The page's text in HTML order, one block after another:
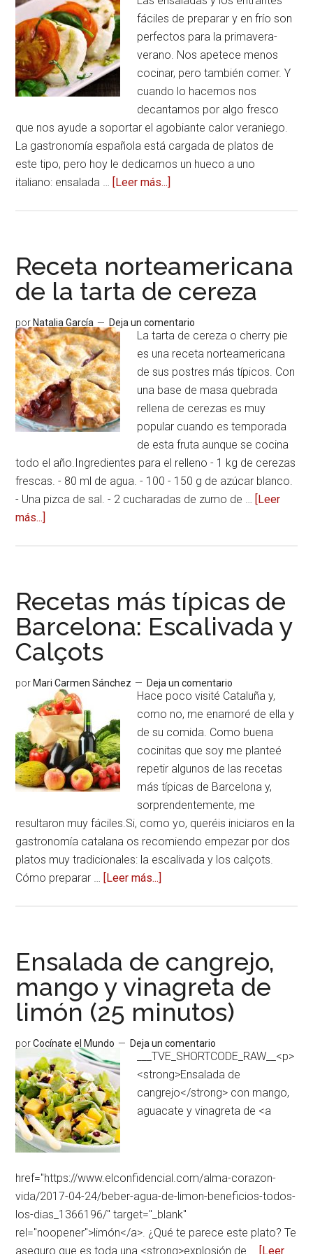
española
fáciles de preparar y en frío son
perfectos para la primavera-
verano. Nos apetece menos
cocinar, pero también comer. Y
cuando lo hacemos nos
decantamos por algo fresco
que nos ayude a soportar el agobiante calor veraniego.
La gastronomía española está cargada de platos de
este tipo, pero hoy le dedicamos un hueco a uno
italiano: ensalada … [Leer más...]
caprese
Receta norteamericana
de la tarta de cereza
por Natalia García Deja un comentario
La tarta de cereza o cherry pie
es una receta norteamericana
de sus postres más típicos. Con
una base de masa quebrada
rellena de cerezas es muy
popular cuando es temporada
de esta fruta aunque se cocina
todo el año.Ingredientes para el relleno - 1 kg de cerezas
frescas. - 80 ml de agua. - 100 - 150 g de azúcar blanco.
- Una pizca de sal. - 2 cucharadas de zumo de … [Leer
más...]
tarta
de
cereza
Recetas más típicas de
Barcelona: Escalivada y
Calçots
por Mari Carmen Sánchez Deja un comentario
Hace poco visité Cataluña y,
como no, me enamoré de ella y
de su comida. Como buena
cocinitas que soy me planteé
repetir algunos de las recetas
más típicas de Barcelona y,
sorprendentemente, me
resultaron muy fáciles.Si, como yo, queréis iniciaros en la
gastronomía catalana os recomiendo empezar por dos
platos muy tradicionales: la escalivada y los calçots.
Cómo preparar … [Leer más...]
Barcelona:
Escalivada
y
Calçots
Ensalada de cangrejo,
mango y vinagreta de
limón (25 minutos)
porCocínate el Mundo Deja un comentario
___TVE_SHORTCODE_RAW__<p>
<strong>Ensalada de
cangrejo</strong> con mango,
aguacate y vinagreta de <a
href="https://www.elconfidencial.com/alma-corazon-
vida/2017-04-24/beber-agua-de-limon-beneficios-todos-
los-dias_1366196/" target="_blank"
rel="noopener">limón</a>. ¿Qué te parece este plato? Te
aseguro que es toda una <strong>explosión de … [Leer